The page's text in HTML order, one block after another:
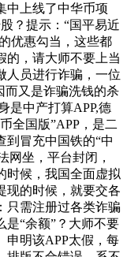
中上线了中华币项
？提示：“国平易近
优惠勾当，这些都
的，请大师不要上当
人员进行诈骗，一位
而又是诈骗洗钱的杀
是中产打算APP,德
全国版”APP，是二
到冒充中国铁的“中
网坐，平台封闭，
时候，我国全面虚拟
现的时候，就要交各
只需注册过各类诈骗
是“余额”？大师不要
申明该APP太假，每